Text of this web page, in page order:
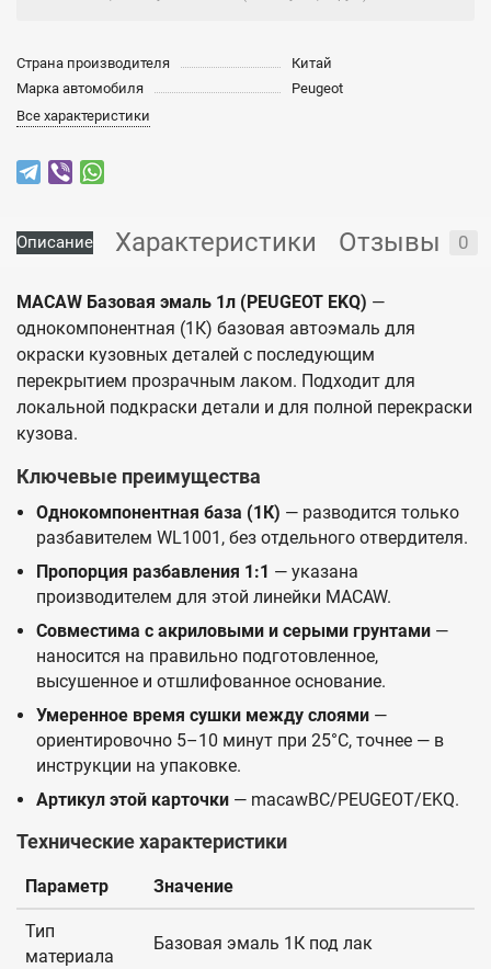
Страна производителя
Китай
Марка автомобиля
Peugeot
Все характеристики
Описание Характеристики Отзывы 0
MACAW Базовая эмаль 1л (PEUGEOT EKQ) —
однокомпонентная (1К) базовая автоэмаль для
окраски кузовных деталей с последующим
перекрытием прозрачным лаком. Подходит для
локальной подкраски детали и для полной перекраски
кузова.
Ключевые преимущества
Однокомпонентная база (1К) — разводится только
разбавителем WL1001, без отдельного отвердителя.
Пропорция разбавления 1:1 — указана
производителем для этой линейки MACAW.
Совместима с акриловыми и серыми грунтами —
наносится на правильно подготовленное,
высушенное и отшлифованное основание.
Умеренное время сушки между слоями —
ориентировочно 5–10 минут при 25°C, точнее — в
инструкции на упаковке.
Артикул этой карточки — macawBC/PEUGEOT/EKQ.
Технические характеристики
Параметр Значение
Тип
материала
Базовая эмаль 1К под лак